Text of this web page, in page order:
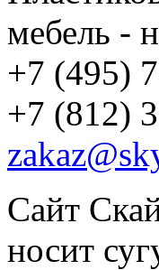
мебель -
+7 (495)
+7 (812)
Сайт
носит